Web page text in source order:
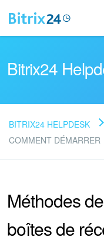
Lire la FAQ
Assistance de
Inscription et
Bitrix24
BITRIX24 HELPDESK
COMMENT DÉMARRER
Méthodes
boîtes de